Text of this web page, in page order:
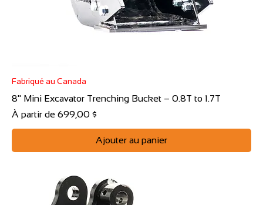
Fabriqué au Canada
8" Mini Excavator Trenching Bucket – 0.8T to 1.7T
À partir de 699,00 $
Prix promotionnel
Ajouter au panier